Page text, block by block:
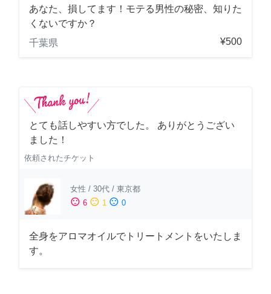
あなた、損してます！モテる男性の秘密、知りた
くないですか？
千葉県
¥500
とても話しやすい方でした。 ありがとうござい
ました！
依頼されたチケット
女性 / 30代 / 東京都
sentiment_satisfied 6 sentiment_neutral 1 sentiment_dissatisfied 0
全身をアロマオイルでトリートメントをいたしま
す。